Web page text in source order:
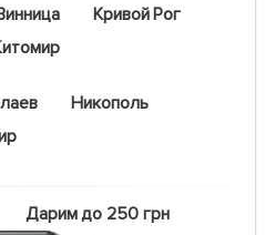
Кривой Рог
Никополь
Дарим до 250 грн